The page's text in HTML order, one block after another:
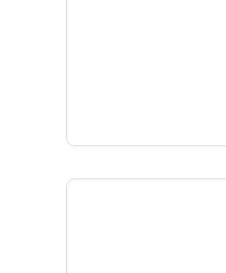
Zum Artikel: Ein Tag in Leon